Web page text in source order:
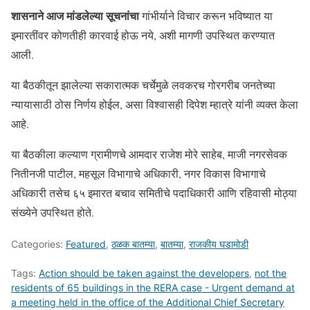
शासनाने आज मांडलेल्या सूचनांचागांभीर्याने विचार करून भविष्यात या
इमारतींवर कोणतीही कारवाई होऊ नये, अशी मागणी उपस्थित करण्यात
आली.
या बैठकीतून झालेल्या सकारात्मक चर्चेमुळे लवकरच गोरगरीब जनतेच्या
न्यायासाठी ठोस निर्णय होईल, असा विश्वासही दिपेश म्हात्रे यांनी व्यक्त केला
आहे.
या बैठकीला कल्याण ग्रामीणचे आमदार राजेश मोरे साहेब, माजी नगरसेवक
नितीनजी पाटील, महसूल विभागाचे अधिकारी, नगर विकास विभागाचे
अधिकारी तसेच ६५ इमारत बचाव समितीचे पदाधिकारी आणि रहिवासी मोठ्या
संख्येने उपस्थित होते.
Categories: Featured, ठळक बातम्या, बातम्या, राजकीय घडामोडी
Tags: Action should be taken against the developers, not the
residents of 65 buildings in the RERA case - Urgent demand at
a meeting held in the office of the Additional Chief Secretary